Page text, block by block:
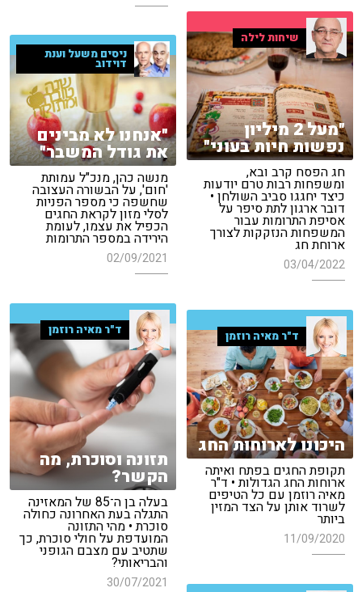
שיחות לילה
"מעל 2 מיליון
נפשות חיות בעוני"
חג הפסח קרב ובא,
ומשפחות רבות טרם יודעות
כיצד יחגגו סביב השולחן •
דובר ארגון לתת סיפר על
אסיפת התרומות עבור
המשפחות הנזקקות לצורך
ארוחת חג
03/04/2022
ניסים משעל וענת
דוידוב
"אנחנו לא מבינים
את גודל המשבר"
מנשה כהן, מנכ"ל עמותת
'חום', על הבשורה העצובה
שחשפה כי מספר הפניות
לסלי מזון לקראת החגים
הכפיל את עצמו, לעומת
הירידה במספר התרומות
02/09/2021
ד"ר מאיה רוזמן
תזונה וסוכרת, מה
הקשר?
בעלה בן ה־85 של המאזינה
התגלה בעת האחרונה כחולה
סוכרת • מהי התזונה
המועדפת על חולי סוכרת, כך
שתטיב עם מצבם הגופני
והבריאותי?
30/07/2021
ד"ר מאיה רוזמן
היכונו לארוחות החג
תקופת החגים בפתח ואיתה
ארוחות החג הגדולות • ד"ר
מאיה רוזמן עם כל הטיפים
לשרוד אותן על הצד המזין
ביותר
11/09/2020